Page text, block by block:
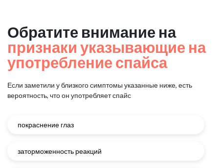
Обратите внимание на
признаки указывающие на
употребление спайса
Если заметили у близкого симптомы указанные ниже, есть
вероятность, что он употребляет спайс
покраснение глаз
заторможенность реакций